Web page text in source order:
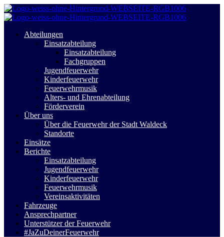
Abteilungen
Einsatzabteilung
Einsatzabteilung
Fachgruppen
Jugendfeuerwehr
Kinderfeuerwehr
Feuerwehrmusik
Alters- und Ehrenabteilung
Förderverein
Über uns
Über die Feuerwehr der Stadt Waldeck
Standorte
Einsätze
Berichte
Einsatzabteilung
Jugendfeuerwehr
Kinderfeuerwehr
Feuerwehrmusik
Vereinsaktivitäten
Fahrzeuge
Ansprechpartner
Unterstützer der Feuerwehr
#JaZuDeinerFeuerwehr